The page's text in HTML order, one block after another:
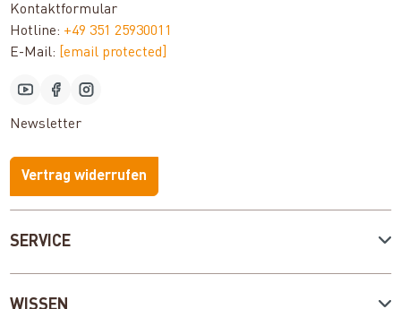
SERVICE
WISSEN
Kontaktformular
Hotline: +49 351 25930011
E-Mail:
[email protected]
Newsletter
Vertrag widerrufen